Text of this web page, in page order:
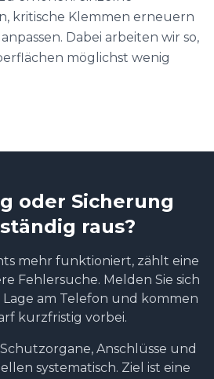
kritische Klemmen erneuern
Dabei arbeiten wir so,
möglichst wenig
oder Sicherung
raus?
mehr funktioniert, zählt eine
Fehlersuche. Melden Sie sich
am Telefon und kommen
kurzfristig vorbei.
Anschlüsse und
systematisch. Ziel ist eine